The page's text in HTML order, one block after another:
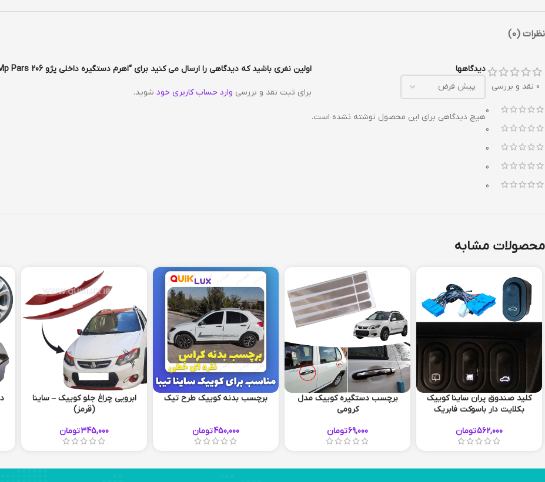
نظرات (0)
0 نقد و بررسی
0
0
0
0
0
دیدگاهها
هیچ دیدگاهی برای این محصول نوشته نشده است.
اولین نفری باشید که دیدگاهی را ارسال می کنید برای “اهرم دستگیره داخلی پژو 206 Mp Pars- نقره ای براق”
برای ثبت نقد و بررسی وارد حساب کاربری خود شوید.
محصولات مشابه
کلید صندوق پران ساینا کوییک
بکلایت دار باسوکت فابریک
562,000تومان
برچسب دستگیره کوییک مدل
کرومی
69,000تومان
برچسب بدنه کوییک طرح تیک
450,000تومان
ابرویی چراغ جلو کوییک – ساینا
(قرمز)
345,000تومان